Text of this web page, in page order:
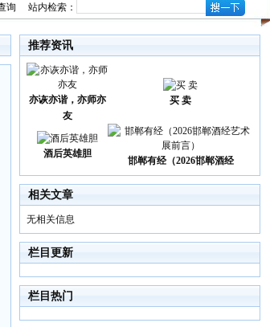
询 站内检索：
推荐资讯
亦诙亦谐，亦师亦
友
买 卖
酒后英雄胆
邯郸有经（2026邯郸酒经
相关文章
无相关信息
栏目更新
栏目热门